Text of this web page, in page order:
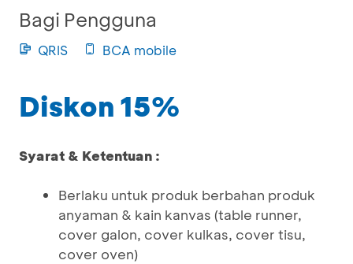
Bagi Pengguna
QRIS BCA mobile
Diskon 15%
Syarat & Ketentuan :
Berlaku untuk produk berbahan produk
anyaman & kain kanvas (table runner,
cover galon, cover kulkas, cover tisu,
cover oven)